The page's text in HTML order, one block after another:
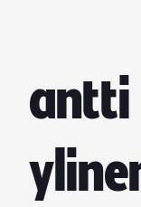
antti